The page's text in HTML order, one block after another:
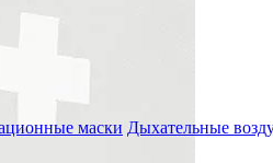
маски Дыхательные